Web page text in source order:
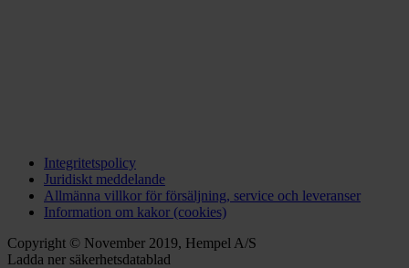
Integritetspolicy
Juridiskt meddelande
Allmänna villkor för försäljning, service och leveranser
Information om kakor (cookies)
Copyright © November 2019, Hempel A/S
Ladda ner säkerhetsdatablad